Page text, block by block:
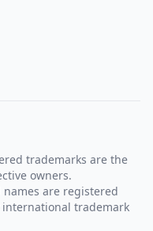
trademarks are the
owners.
are registered
trademark